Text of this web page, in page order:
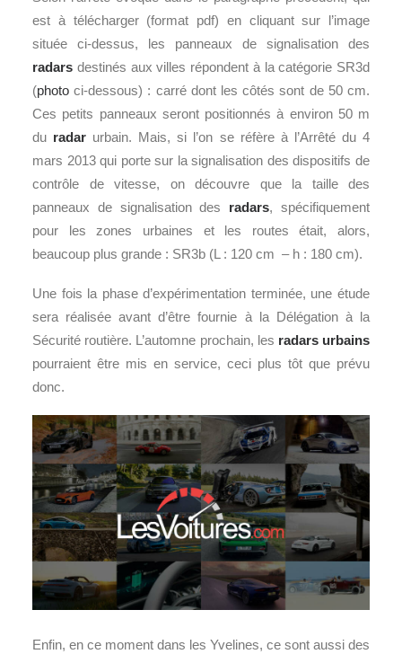
est à télécharger (format pdf) en cliquant sur l’image
située ci-dessus, les panneaux de signalisation des
radars destinés aux villes répondent à la catégorie SR3d
(photo ci-dessous) : carré dont les côtés sont de 50 cm.
Ces petits panneaux seront positionnés à environ 50 m
du radar urbain. Mais, si l’on se réfère à l’Arrêté du 4
mars 2013 qui porte sur la signalisation des dispositifs de
contrôle de vitesse, on découvre que la taille des
panneaux de signalisation des radars, spécifiquement
pour les zones urbaines et les routes était, alors,
beaucoup plus grande : SR3b (L : 120 cm – h : 180 cm).
Une fois la phase d’expérimentation terminée, une étude
sera réalisée avant d’être fournie à la Délégation à la
Sécurité routière. L’automne prochain, les radars urbains
pourraient être mis en service, ceci plus tôt que prévu
donc.
Enfin, en ce moment dans les Yvelines, ce sont aussi des